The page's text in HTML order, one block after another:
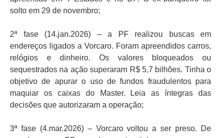
solto em 29 de novembro;
2ª fase (14.jan.2026) – a PF realizou buscas em
endereços ligados a Vorcaro. Foram apreendidos carros,
relógios e dinheiro. Os valores bloqueados ou
sequestrados na ação superaram R$ 5,7 bilhões. Tinha o
objetivo de apurar o uso de fundos fraudulentos para
maquiar os caixas do Master. Leia as íntegras das
decisões que autorizaram a operação;
3ª fase (4.mar.2026) – Vorcaro voltou a ser preso. De